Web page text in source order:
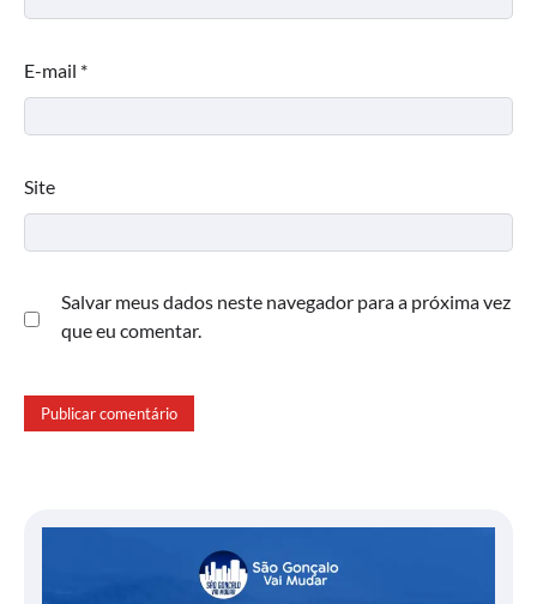
E-mail *
Site
Salvar meus dados neste navegador para a próxima vez
que eu comentar.